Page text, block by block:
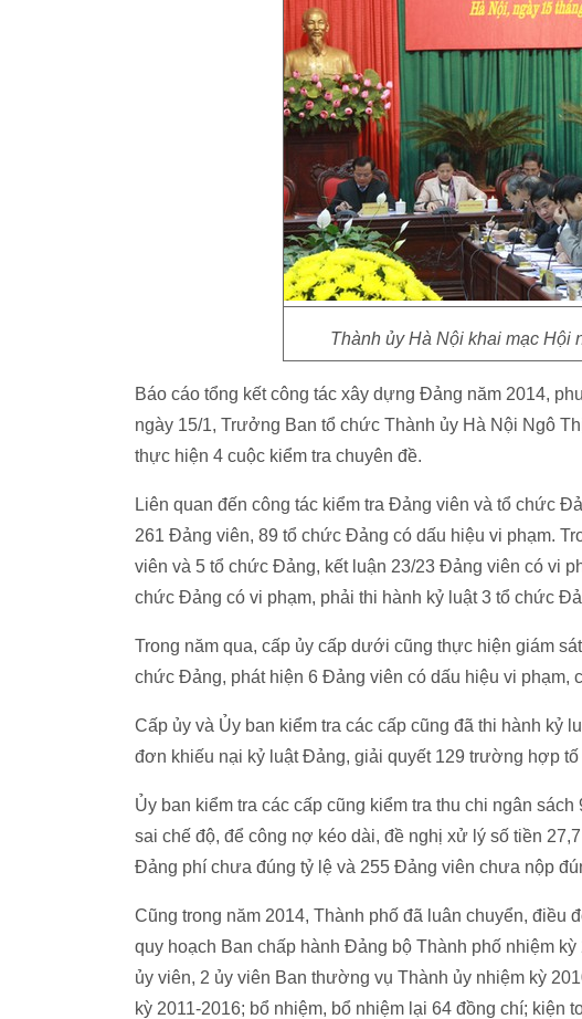
Thành ủy Hà Nội khai mạc Hội
Báo cáo tổng kết công tác xây dựng Đảng năm 2014,
ngày 15/1, Trưởng Ban tổ chức Thành ủy Hà Nội Ngô
thực hiện 4 cuộc kiểm tra chuyên đề.
Liên quan đến công tác kiểm tra Đảng viên và tổ chức
261 Đảng viên, 89 tổ chức Đảng có dấu hiệu vi phạm.
viên và 5 tổ chức Đảng, kết luận 23/23 Đảng viên có vi
chức Đảng có vi phạm, phải thi hành kỷ luật 3 tổ chức
Trong năm qua, cấp ủy cấp dưới cũng thực hiện giám
chức Đảng, phát hiện 6 Đảng viên có dấu hiệu vi phạm,
Cấp ủy và Ủy ban kiểm tra các cấp cũng đã thi hành kỷ
đơn khiếu nại kỷ luật Đảng, giải quyết 129 trường hợp
Ủy ban kiểm tra các cấp cũng kiểm tra thu chi ngân
sai chế độ, để công nợ kéo dài, đề nghị xử lý số tiền
Đảng phí chưa đúng tỷ lệ và 255 Đảng viên chưa nộp
Cũng trong năm 2014, Thành phố đã luân chuyển, điều
quy hoạch Ban chấp hành Đảng bộ Thành phố nhiệm
ủy viên, 2 ủy viên Ban thường vụ Thành ủy nhiệm kỳ
kỳ 2011-2016; bổ nhiệm, bổ nhiệm lại 64 đồng chí; kiện